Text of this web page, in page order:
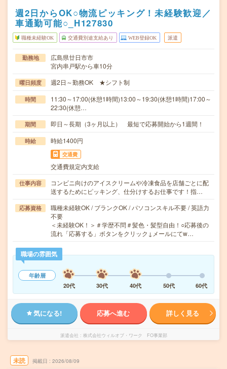
週2日からOK○物流ピッキング！未経験歓迎／
車通勤可能○_H127830
職種未経験OK 交通費別途支給あり WEB登録OK 派遣
勤務地
広島県廿日市市
宮内串戸駅から車10分
曜日頻度 週2日～勤務OK ★シフト制
時間
11:30～17:00(休憩1時間)13:00～19:30(休憩1時間)17:00～
22:30(休憩…
期間 即日～長期（3ヶ月以上） 最短で応募開始から1週間！
時給 時給1400円
交通費
交通費規定内支給
仕事内容
コンビニ向けのアイスクリームや冷凍食品を店舗ごとに配
送するためにピッキング、仕分けするお仕事です！指…
応募資格
職種未経験OK / ブランクOK / パソコンスキル不要 / 英語力
不要
＜未経験OK！＞＃学歴不問＃髪色・髪型自由！○応募後の
流れ「応募する」ボタンをクリック↓メールにてw…
職場の雰囲気
年齢層
20代
30代 40代 50代 60代
気になる! 応募へ進む 詳しく見る
派遣会社 株式会社ウィルオブ・ワーク FO事業部
未読 掲載日 2026/08/09